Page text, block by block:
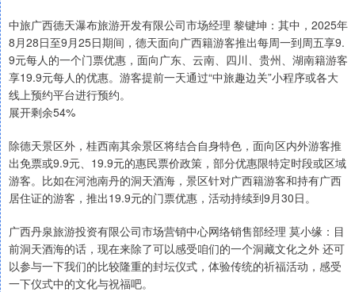
中旅广西德天瀑布旅游开发有限公司市场经理 黎键坤：其中，2025年
8月28日至9月25日期间，德天面向广西籍游客推出每周一到周五享9.
9元每人的一个门票优惠，面向广东、云南、四川、贵州、湖南籍游客
享19.9元每人的优惠。游客提前一天通过“中旅趣边关”小程序或各大
线上预约平台进行预约。
展开剩余54%
除德天景区外，桂西南其余景区将结合自身特色，面向区内外游客推
出免票或9.9元、19.9元的惠民票价政策，部分优惠限特定时段或区域
游客。比如在河池南丹的洞天酒海，景区针对广西籍游客和持有广西
居住证的游客，推出19.9元的门票优惠，活动持续到9月30日。
广西丹泉旅游投资有限公司市场营销中心网络销售部经理 莫小缘：目
前洞天酒海的话，现在来除了可以感受咱们的一个洞藏文化之外 还可
以参与一下我们的比较隆重的封坛仪式，体验传统的祈福活动，感受
一下仪式中的文化与祝福吧。